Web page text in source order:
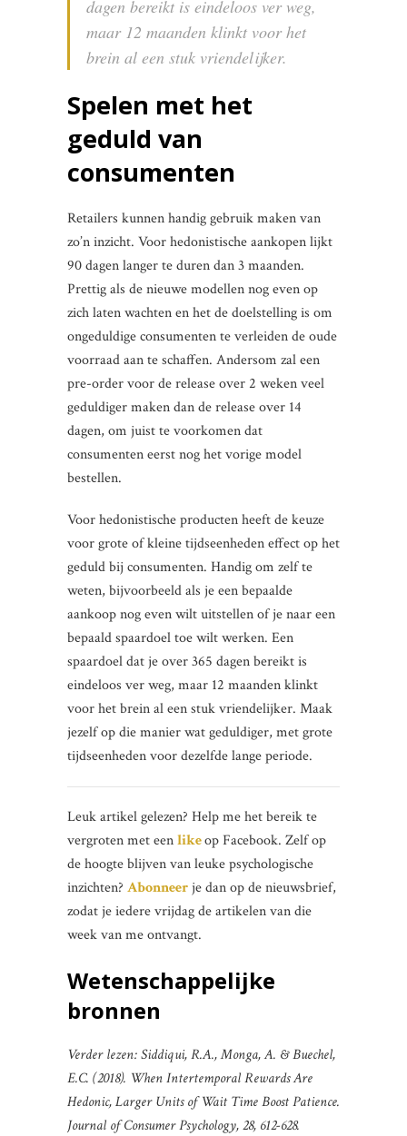
dagen bereikt is eindeloos ver weg,
maar 12 maanden klinkt voor het
brein al een stuk vriendelijker.
Spelen met het
geduld van
consumenten
Retailers kunnen handig gebruik maken van
zo’n inzicht. Voor hedonistische aankopen lijkt
90 dagen langer te duren dan 3 maanden.
Prettig als de nieuwe modellen nog even op
zich laten wachten en het de doelstelling is om
ongeduldige consumenten te verleiden de oude
voorraad aan te schaffen. Andersom zal een
pre-order voor de release over 2 weken veel
geduldiger maken dan de release over 14
dagen, om juist te voorkomen dat
consumenten eerst nog het vorige model
bestellen.
Voor hedonistische producten heeft de keuze
voor grote of kleine tijdseenheden effect op het
geduld bij consumenten. Handig om zelf te
weten, bijvoorbeeld als je een bepaalde
aankoop nog even wilt uitstellen of je naar een
bepaald spaardoel toe wilt werken. Een
spaardoel dat je over 365 dagen bereikt is
eindeloos ver weg, maar 12 maanden klinkt
voor het brein al een stuk vriendelijker. Maak
jezelf op die manier wat geduldiger, met grote
tijdseenheden voor dezelfde lange periode.
Leuk artikel gelezen? Help me het bereik te
vergroten met eenlikeop Facebook. Zelf op
de hoogte blijven van leuke psychologische
inzichten? Abonneerje dan op de nieuwsbrief,
zodat je iedere vrijdag de artikelen van die
week van me ontvangt.
Wetenschappelijke
bronnen
Verder lezen: Siddiqui, R.A., Monga, A. & Buechel,
E.C. (2018). When Intertemporal Rewards Are
Hedonic, Larger Units of Wait Time Boost Patience.
Journal of Consumer Psychology, 28, 612-628.